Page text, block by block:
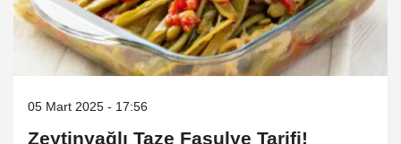
05 Mart 2025 - 17:56
Zeytinyağlı Taze Fasulye Tarifi!